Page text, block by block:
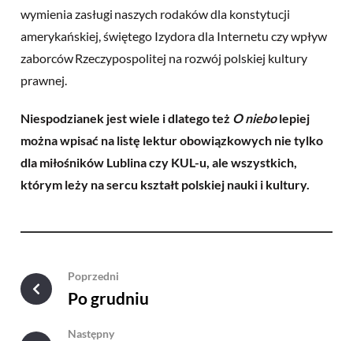
wymienia zasługi naszych rodaków dla konstytucji
amerykańskiej, świętego Izydora dla Internetu czy wpływ
zaborców Rzeczypospolitej na rozwój polskiej kultury
prawnej.
Niespodzianek jest wiele i dlatego też O niebolepiej
można wpisać na listę lektur obowiązkowych nie tylko
dla miłośników Lublina czy KUL-u, ale wszystkich,
którym leży na sercu kształt polskiej nauki i kultury.
Poprzedni
Po grudniu
Następny